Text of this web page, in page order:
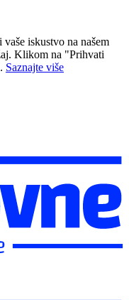
iskustvo na našem
Klikom na "Prihvati
Saznajte više